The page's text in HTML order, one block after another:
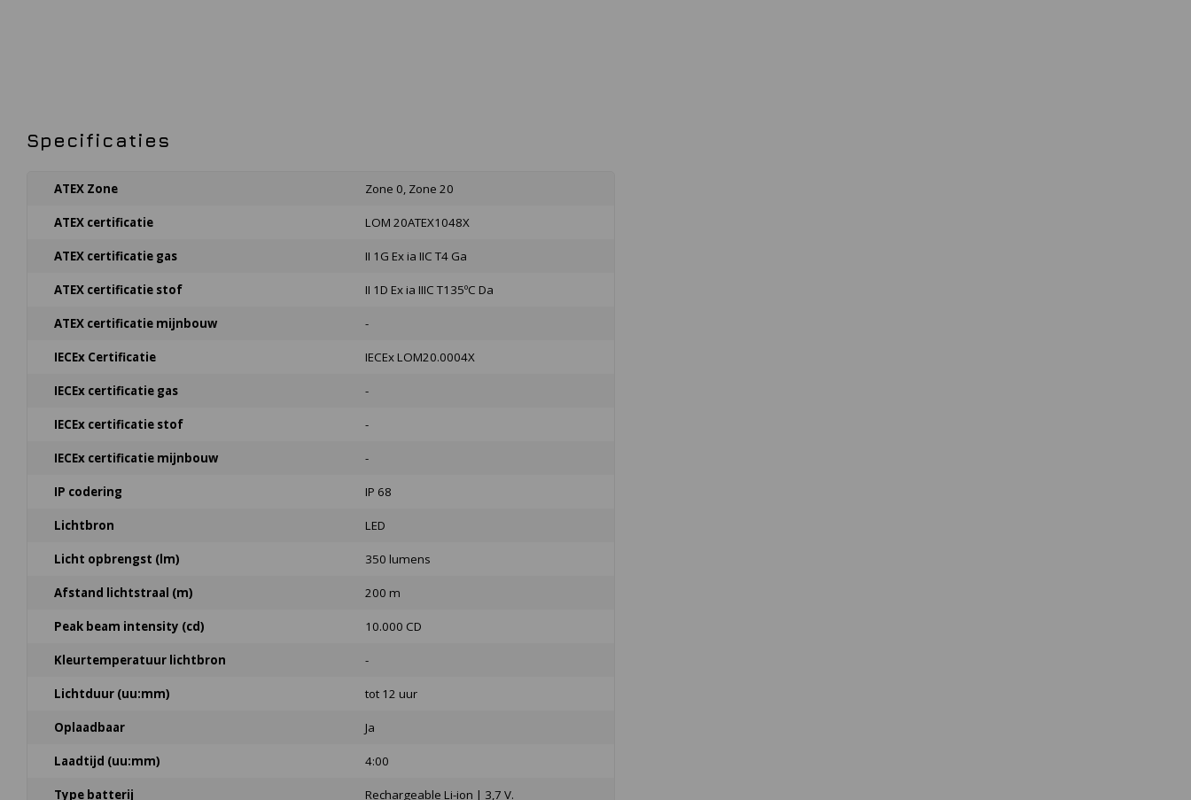
Specificaties
ATEX Zone Zone 0, Zone 20
ATEX certificatie LOM 20ATEX1048X
ATEX certificatie gas II 1G Ex ia IIC T4 Ga
ATEX certificatie stof II 1D Ex ia IIIC T135ºC Da
ATEX certificatie mijnbouw -
IECEx Certificatie IECEx LOM20.0004X
IECEx certificatie gas -
IECEx certificatie stof -
IECEx certificatie mijnbouw -
IP codering IP 68
Lichtbron LED
Licht opbrengst (lm) 350 lumens
Afstand lichtstraal (m) 200 m
Peak beam intensity (cd) 10.000 CD
Kleurtemperatuur lichtbron -
Lichtduur (uu:mm) tot 12 uur
Oplaadbaar Ja
Laadtijd (uu:mm) 4:00
Type batterij Rechargeable Li-ion | 3,7 V.